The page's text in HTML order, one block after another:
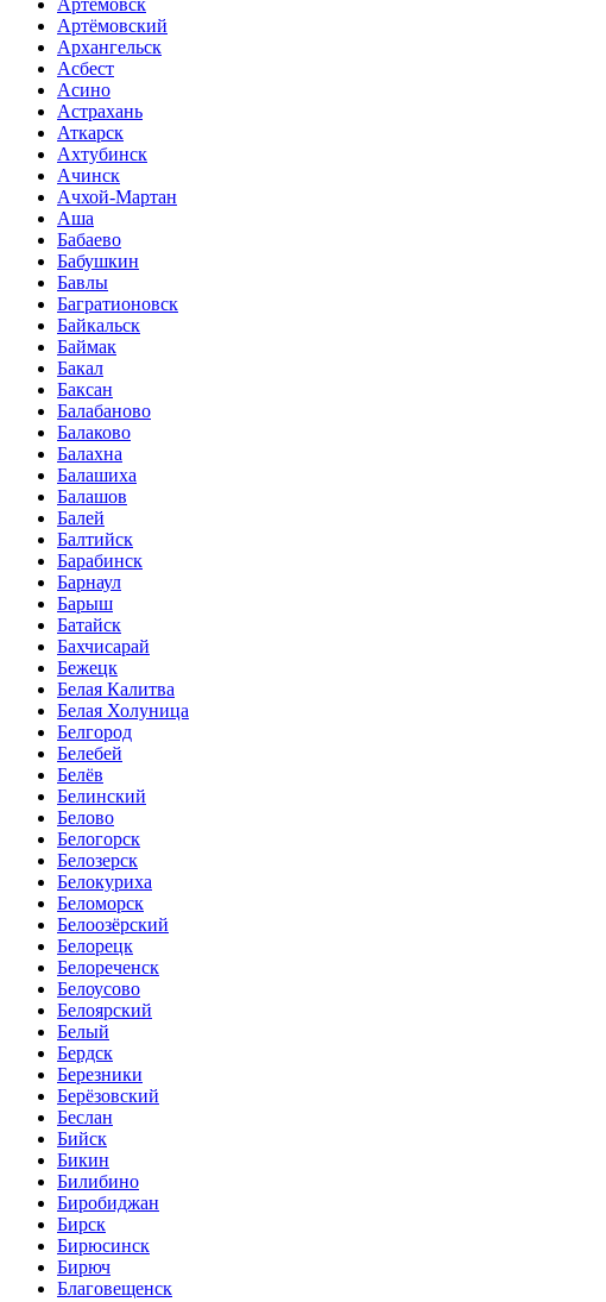
Артёмовск
Артёмовский
Архангельск
Асбест
Асино
Астрахань
Аткарск
Ахтубинск
Ачинск
Ачхой-Мартан
Аша
Бабаево
Бабушкин
Бавлы
Багратионовск
Байкальск
Баймак
Бакал
Баксан
Балабаново
Балаково
Балахна
Балашиха
Балашов
Балей
Балтийск
Барабинск
Барнаул
Барыш
Батайск
Бахчисарай
Бежецк
Белая Калитва
Белая Холуница
Белгород
Белебей
Белёв
Белинский
Белово
Белогорск
Белозерск
Белокуриха
Беломорск
Белоозёрский
Белорецк
Белореченск
Белоусово
Белоярский
Белый
Бердск
Березники
Берёзовский
Беслан
Бийск
Бикин
Билибино
Биробиджан
Бирск
Бирюсинск
Бирюч
Благовещенск